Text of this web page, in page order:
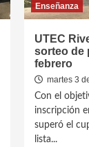
Enseñanza
UTEC
sorteo de
febrero
martes 3
Con el
inscripción
superó el
lista...